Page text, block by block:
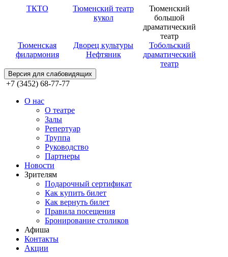
ТКТО
Тюменский театр
кукол
Тюменский
большой
драматический
театр
Тюменская
филармония
Дворец культуры
Нефтяник
Тобольский
драматический
театр
Версия для слабовидящих
+7 (3452) 68-77-77
О нас
О театре
Залы
Репертуар
Труппа
Руководство
Партнеры
Новости
Зрителям
Подарочный сертификат
Как купить билет
Как вернуть билет
Правила посещения
Бронирование столиков
Афиша
Контакты
Акции